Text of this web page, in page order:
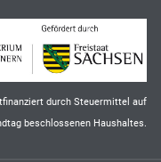
durch Steuermittel auf
beschlossenen Haushaltes.